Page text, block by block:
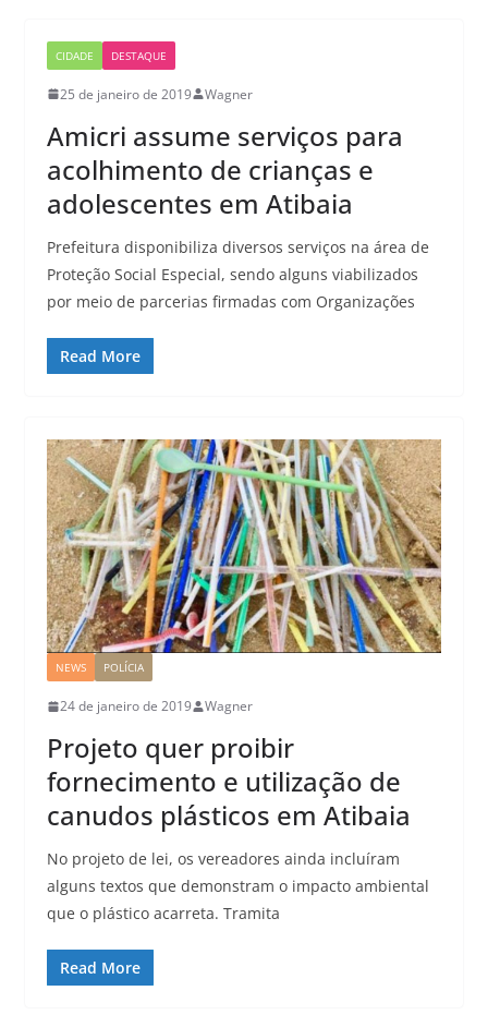
CIDADE DESTAQUE
25 de janeiro de 2019 Wagner
Amicri assume serviços para
acolhimento de crianças e
adolescentes em Atibaia
Prefeitura disponibiliza diversos serviços na área de
Proteção Social Especial, sendo alguns viabilizados
por meio de parcerias firmadas com Organizações
Read More
NEWS POLÍCIA
24 de janeiro de 2019 Wagner
Projeto quer proibir
fornecimento e utilização de
canudos plásticos em Atibaia
No projeto de lei, os vereadores ainda incluíram
alguns textos que demonstram o impacto ambiental
que o plástico acarreta. Tramita
Read More